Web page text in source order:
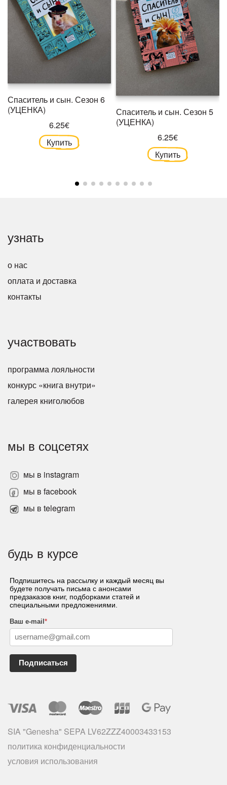
Спаситель и сын. Сезон 6
(УЦЕНКА)
6.25€
Купить
Спаситель и сын. Сезон 5
(УЦЕНКА)
6.25€
Купить
узнать
о нас
оплата и доставка
контакты
участвовать
программа лояльности
конкурс «книга внутри»
галерея книголюбов
мы в соцсетях
мы в instagram
мы в facebook
мы в telegram
будь в курсе
Подпишитесь на рассылку и каждый месяц вы
будете получать письма с анонсами
предзаказов книг, подборками статей и
специальными предложениями.
Ваш e-mail *
Подписаться
SIA "Genesha" SEPA LV62ZZZ40003433153
политика конфиденциальности
условия использования